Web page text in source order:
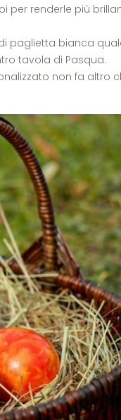
per renderle più
paglietta bianca
tavola di Pasqua.
non fa altro